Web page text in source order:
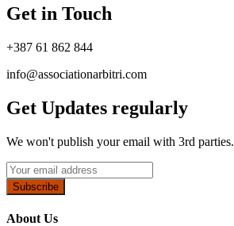
Get in Touch
+387 61 862 844
info@associationarbitri.com
Get Updates regularly
We won't publish your email with 3rd parties.
Subscribe
About Us